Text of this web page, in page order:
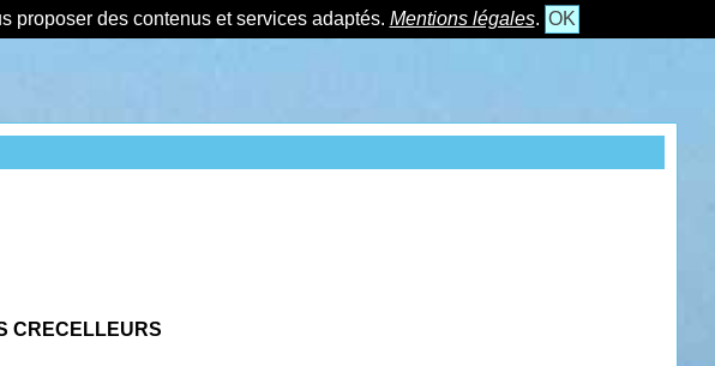
proposer des contenus et services adaptés. Mentions légales. OK
CRECELLEURS